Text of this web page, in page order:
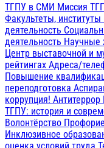
ТГПУ в СМИ Миссия
Факультеты, институты
деятельность
деятельность Научные
Центр выставочной и
рейтингах Адреса/
Повышение
переподготовка
коррупция! Антитеррор
ТГПУ: история и
Волонтёрство
Инклюзивное